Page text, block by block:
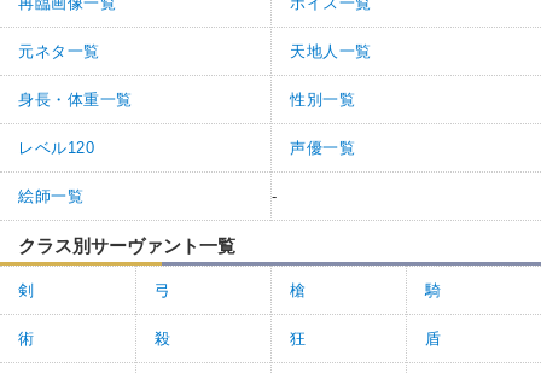
元ネタ一覧 天地人一覧
身長・体重一覧 性別一覧
レベル120 声優一覧
絵師一覧 -
クラス別サーヴァント一覧
剣 弓 槍 騎
術 殺 狂 盾